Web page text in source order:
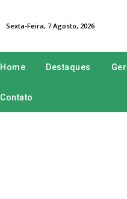
Sexta-Feira, 7 Agosto, 2026
Home Destaques
Contato